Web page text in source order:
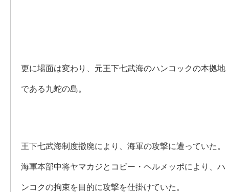
更に場面は変わり、元王下七武海のハンコックの本拠地
である九蛇の島。
王下七武海制度撤廃により、海軍の攻撃に遭っていた。
海軍本部中将ヤマカジとコビー・ヘルメッポにより、ハ
ンコクの拘束を目的に攻撃を仕掛けていた。